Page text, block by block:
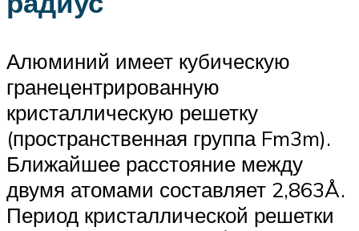
Алюминий имеет кубическую
гранецентрированную
кристаллическую решетку
(пространственная группа Fm3m).
Ближайшее расстояние между
двумя атомами составляет 2,863Å.
Период кристаллической решетки